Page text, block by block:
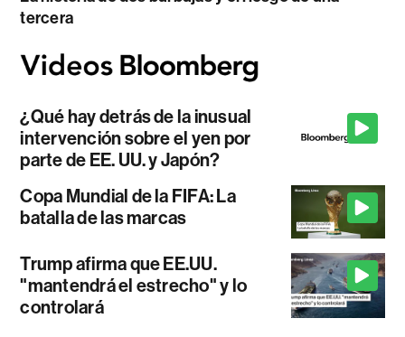
tercera
¿Qué hay detrás de la inusual
intervención sobre el yen por
parte de EE. UU. y Japón?
Copa Mundial de la FIFA: La
batalla de las marcas
Trump afirma que EE.UU.
"mantendrá el estrecho" y lo
controlará